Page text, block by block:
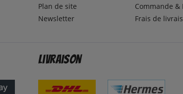
Plan de site
Newsletter
Commande &
Frais de
Livraison